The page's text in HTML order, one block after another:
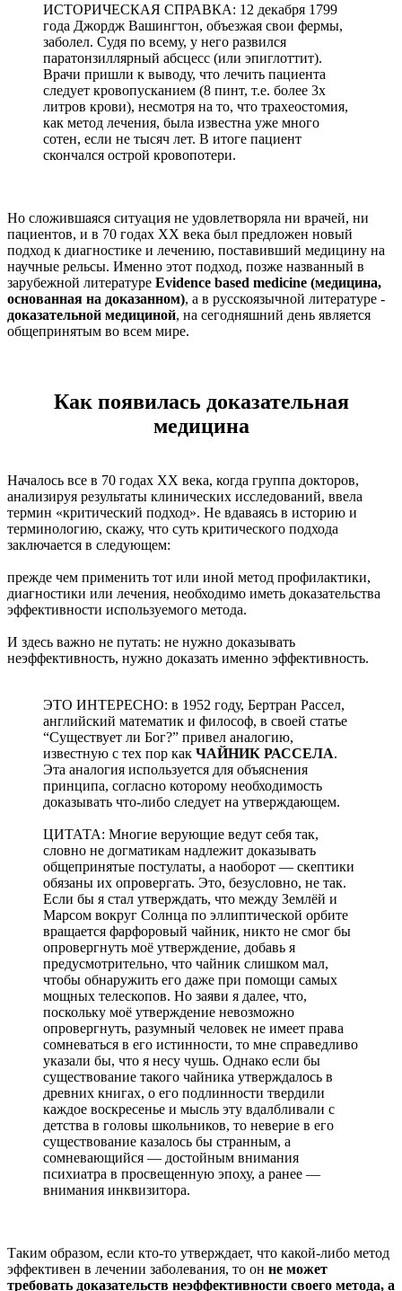
ИСТОРИЧЕСКАЯ СПРАВКА: 12 декабря 1799
года Джордж Вашингтон, объезжая свои фермы,
заболел. Судя по всему, у него развился
паратонзиллярный абсцесс (или эпиглоттит).
Врачи пришли к выводу, что лечить пациента
следует кровопусканием (8 пинт, т.е. более 3х
литров крови), несмотря на то, что трахеостомия,
как метод лечения, была известна уже много
сотен, если не тысяч лет. В итоге пациент
скончался острой кровопотери.
Но сложившаяся ситуация не удовлетворяла ни врачей, ни
пациентов, и в 70 годах ХХ века был предложен новый
подход к диагностике и лечению, поставивший медицину на
научные рельсы. Именно этот подход, позже названный в
зарубежной литературе Evidence based medicine (медицина,
основанная на доказанном), а в русскоязычной литературе -
доказательной медициной, на сегодняшний день является
общепринятым во всем мире.
Как появилась доказательная
медицина
Началось все в 70 годах ХХ века, когда группа докторов,
анализируя результаты клинических исследований, ввела
термин «критический подход». Не вдаваясь в историю и
терминологию, скажу, что суть критического подхода
заключается в следующем:
прежде чем применить тот или иной метод профилактики,
диагностики или лечения, необходимо иметь доказательства
эффективности используемого метода.
И здесь важно не путать: не нужно доказывать
неэффективность, нужно доказать именно эффективность.
ЭТО ИНТЕРЕСНО: в 1952 году, Бертран Рассел,
английский математик и философ, в своей статье
“Существует ли Бог?” привел аналогию,
известную с тех пор как ЧАЙНИК РАССЕЛА.
Эта аналогия используется для объяснения
принципа, согласно которому необходимость
доказывать что-либо следует на утверждающем.
ЦИТАТА: Многие верующие ведут себя так,
словно не догматикам надлежит доказывать
общепринятые постулаты, а наоборот — скептики
обязаны их опровергать. Это, безусловно, не так.
Если бы я стал утверждать, что между Землёй и
Марсом вокруг Солнца по эллиптической орбите
вращается фарфоровый чайник, никто не смог бы
опровергнуть моё утверждение, добавь я
предусмотрительно, что чайник слишком мал,
чтобы обнаружить его даже при помощи самых
мощных телескопов. Но заяви я далее, что,
поскольку моё утверждение невозможно
опровергнуть, разумный человек не имеет права
сомневаться в его истинности, то мне справедливо
указали бы, что я несу чушь. Однако если бы
существование такого чайника утверждалось в
древних книгах, о его подлинности твердили
каждое воскресенье и мысль эту вдалбливали с
детства в головы школьников, то неверие в его
существование казалось бы странным, а
сомневающийся — достойным внимания
психиатра в просвещенную эпоху, а ранее —
внимания инквизитора.
Таким образом, если кто-то утверждает, что какой-либо метод
эффективен в лечении заболевания, то он не может
требовать доказательств неэффективности своего метода, а